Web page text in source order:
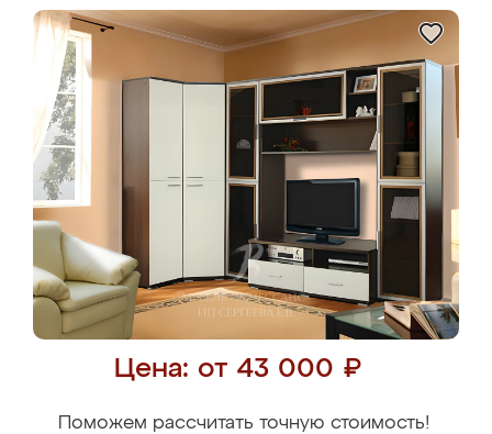
Цена: от 43 000 ₽
Поможем рассчитать точную стоимость!